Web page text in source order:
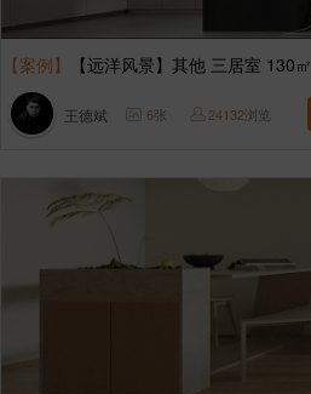
【案例】 【远洋风景】其他 三居室 130㎡
王德斌 6张 24132浏览